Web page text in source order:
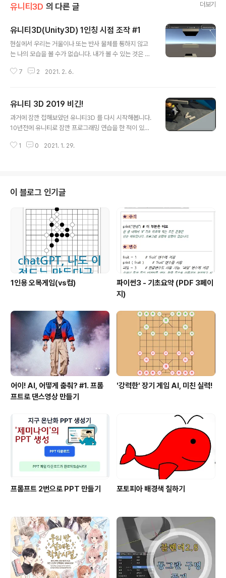
유니티3D 의 다른 글 더보기
유니티3D(Unity3D) 1인칭 시점 조작 #1
현실에서 우리는 거울이나 또는 반사 물체를 통하지 않고
는 나의 모습을 볼 수가 없습니다. 내가 볼 수 있는 것은 나
의 눈을 통해 보듯이 내 모습은 보이지 않고 주위 사물들만
인칭 시점입니다. 오늘은 유니티3D 엔진에서의 1인칭 시
점 이동에 대해 다뤄보겠습니다. 내가 눈을 통해 주위를 둘
러보듯이 가상공간 안에서 주위 건물들을 둘러볼수가 있는
비교적 간단한데요. 전체 스크립트는 아래와 같습니다. 이
7 2 2021. 2. 6.
유니티 3D 2019 비긴!
과거에 잠깐 접해보았던 유니티3D 를 다시 시작해봅니다.
10년전에 유니티로 잠깐 프로그래밍 연습을 한 적이 있었
로 접해보았지요. 과거 유니티로 프로그램을 개발할 때, 자
롭게 학습하게 되었는데, 동기 부여도 될 겸 내용을 공유하
면서 진행하려고 합니다 :) 유니티3D란 무엇일까요? 아시
는 분이라면 '게임'을 만드는 도구로 알고 계실텐데요. 우선
맞습니다. 게임을 만들수 있는 기능이 있습니다. 요새는 주
로 게임용 앱을 개발하는데 사용되나, 과거에는 PC용 게임
을 만드는데도 사용되었..
1 0 2021. 1. 29.
이 블로그 인기글
1인용 오목게임(vs컴)
파이썬3 - 기초요약 (PDF 3페이
지)
어이! AI, 어떻게 춤춰? #1. 프롬
프트로 댄스영상 만들기
'강력한' 장기 게임 AI, 미친 실력!
프롬프트 2번으로 PPT 만들기 포토피아 배경색 칠하기